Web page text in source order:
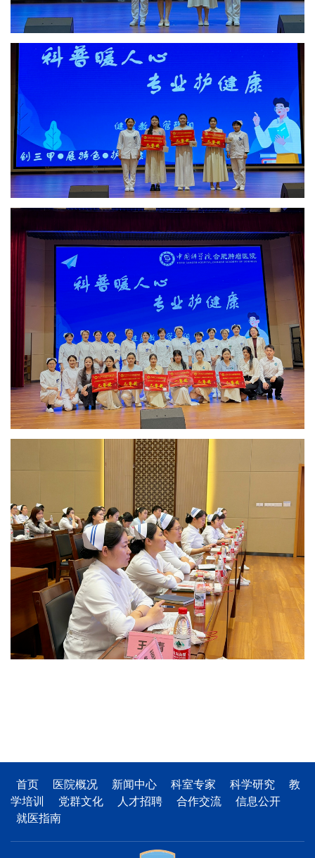
首页 医院概况 新闻中心 科室专家 科学研究
教
学培训
党群文化 人才招聘 合作交流
信息公开
就医指南